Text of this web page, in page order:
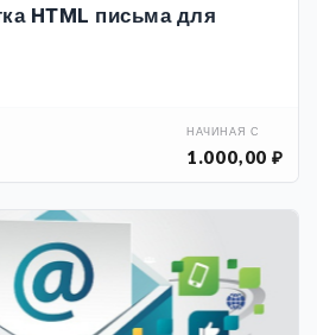
HTML письма для
НАЧИНАЯ С
1.000,00 ₽